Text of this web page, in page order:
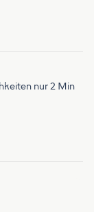
nur 2 Min